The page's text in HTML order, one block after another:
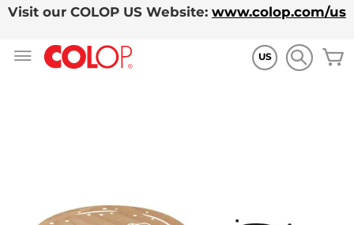
Visit our COLOP US Website: www.colop.com/us
US